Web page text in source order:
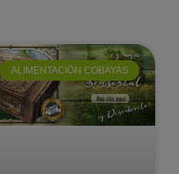
ALIMENTACIÓN COBAYAS